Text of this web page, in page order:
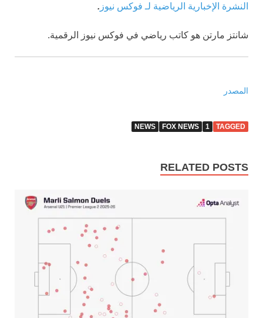
النشرة الإخبارية الرياضية لـ فوكس نيوز .
شانتز مارتن هو كاتب رياضي في فوكس نيوز الرقمية.
المصدر
TAGGED
1
FOX NEWS
NEWS
RELATED POSTS